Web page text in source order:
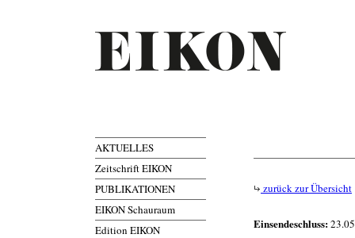
AKTUELLES
Zeitschrift EIKON
PUBLIKATIONEN
EIKON Schauraum
Edition EIKON
zurück zur Übersicht
Einsendeschluss: